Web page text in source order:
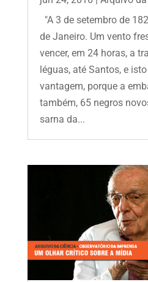
"A 3 de setembro de
de Janeiro. Um vento
vencer, em 24 horas, a
léguas, até Santos, e
vantagem, porque a
também, 65 negros
sarna da...